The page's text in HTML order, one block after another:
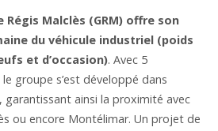
Régis Malclès (GRM) offre son
du véhicule industriel (poids
et d’occasion). Avec 5
groupe s’est développé dans
ainsi la proximité avec
ou encore Montélimar. Un projet de